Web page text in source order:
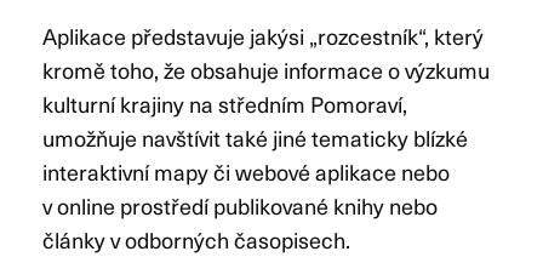
Aplikace představuje jakýsi „rozcestník“, který
kromě toho, že obsahuje informace o výzkumu
kulturní krajiny na středním Pomoraví,
umožňuje navštívit také jiné tematicky blízké
interaktivní mapy či webové aplikace nebo
v online prostředí publikované knihy nebo
články v odborných časopisech.